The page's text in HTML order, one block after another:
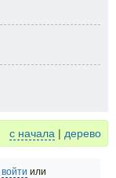
с начала | дерево
войти или